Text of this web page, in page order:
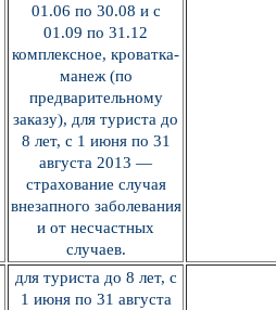
01.06 по 30.08 и с
01.09 по 31.12
комплексное, кроватка-
манеж (по
предварительному
заказу), для туриста до
8 лет, с 1 июня по 31
августа 2013 —
страхование случая
внезапного заболевания
и от несчастных
случаев.
для туриста до 8 лет, с
1 июня по 31 августа